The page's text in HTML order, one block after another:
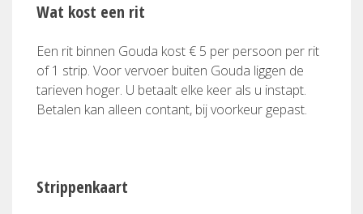
Wat kost een rit
Een rit binnen Gouda kost € 5 per persoon per rit
of 1 strip. Voor vervoer buiten Gouda liggen de
tarieven hoger. U betaalt elke keer als u instapt.
Betalen kan alleen contant, bij voorkeur gepast.
Strippenkaart